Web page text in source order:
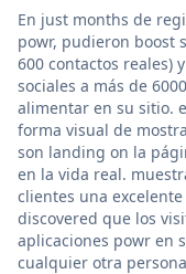
En just months de
powr, pudieron boost
600 contactos reales)
sociales a más de
alimentar en su sitio.
forma visual de
son landing on la
en la vida real.
clientes una
discovered que los
aplicaciones powr en
cualquier otra